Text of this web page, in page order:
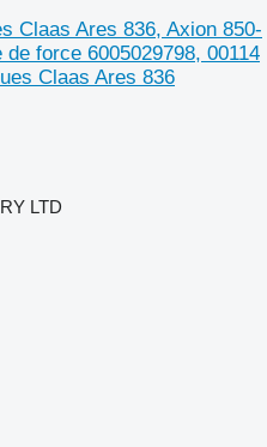
Claas Ares 836, Axion 850-
force 6005029798, 00114
Claas Ares 836
LTD